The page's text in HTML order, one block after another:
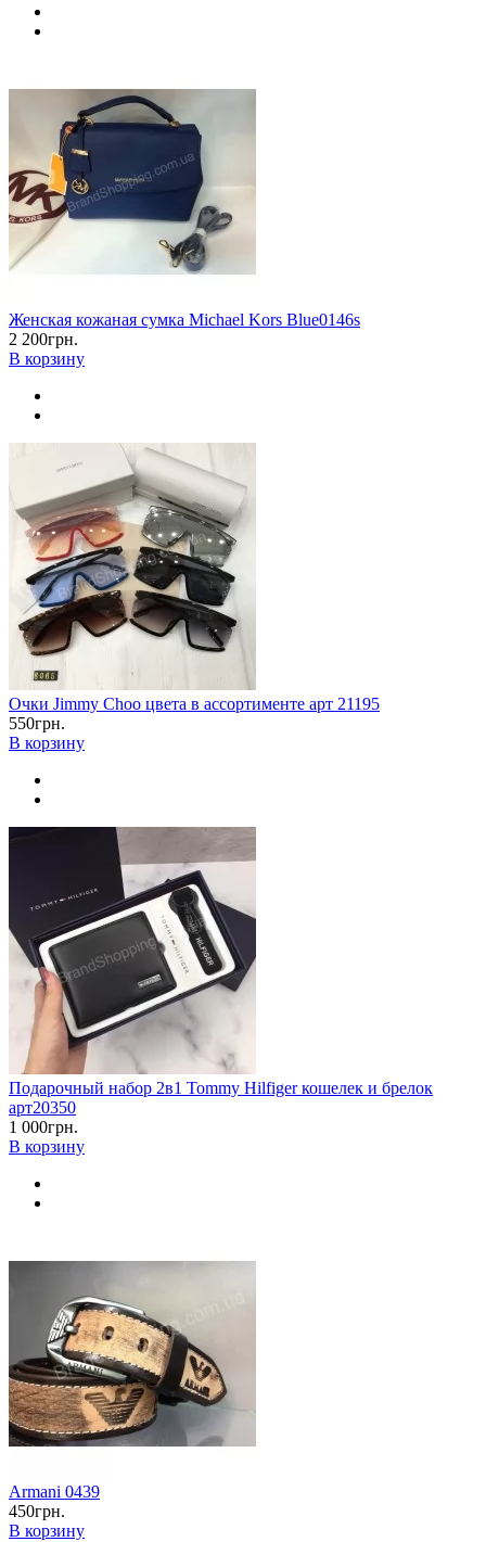
Женская кожаная сумка Michael Kors Blue0146s
2 200грн.
В корзину
Очки Jimmy Choo цвета в ассортименте арт 21195
550грн.
В корзину
Подарочный набор 2в1 Tommy Hilfiger кошелек и брелок
арт20350
1 000грн.
В корзину
Armani 0439
450грн.
В корзину